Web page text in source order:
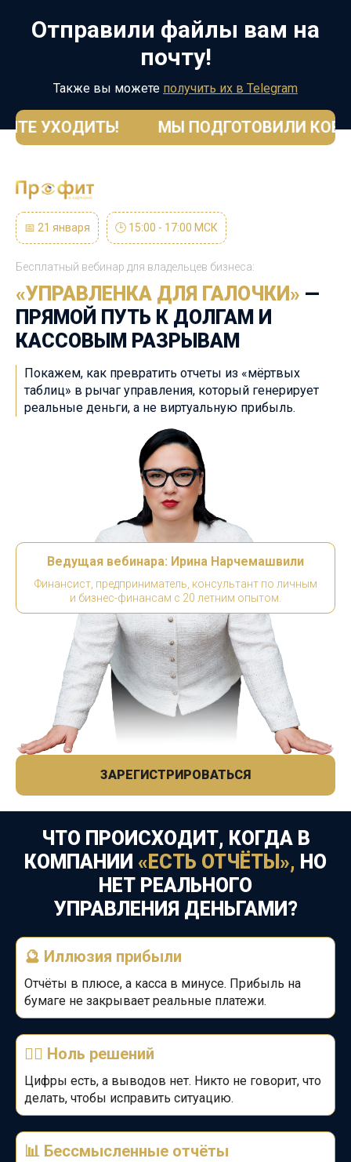
Отправили файлы вам на
почту!
Также вы можете получить их в Telegram
УХОДИТЬ! МЫ ПОДГОТОВИЛИ КОЕ-
📅 21 января 🕒 15:00 - 17:00 МСК
Бесплатный вебинар для владельцев бизнеса:
«УПРАВЛЕНКА ДЛЯ ГАЛОЧКИ» —
ПРЯМОЙ ПУТЬ К ДОЛГАМ И
КАССОВЫМ РАЗРЫВАМ
Покажем, как превратить отчеты из «мёртвых
таблиц» в рычаг управления, который генерирует
реальные деньги, а не виртуальную прибыль.
Ведущая вебинара: Ирина Нарчемашвили
Финансист, предприниматель, консультант по личным
и бизнес-финансам с 20 летним опытом.
ЗАРЕГИСТРИРОВАТЬСЯ
ЧТО ПРОИСХОДИТ, КОГДА В
КОМПАНИИ «ЕСТЬ ОТЧЁТЫ», НО
НЕТ РЕАЛЬНОГО
УПРАВЛЕНИЯ ДЕНЬГАМИ?
🔮 Иллюзия прибыли
Отчёты в плюсе, а касса в минусе. Прибыль на
бумаге не закрывает реальные платежи.
🤷‍♂️ Ноль решений
Цифры есть, а выводов нет. Никто не говорит, что
делать, чтобы исправить ситуацию.
📊 Бессмысленные отчёты